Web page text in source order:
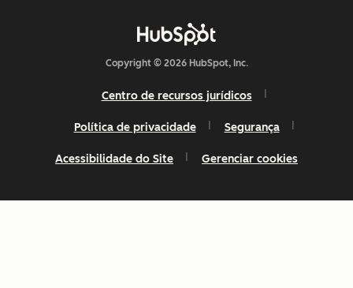
Copyright © 2026 HubSpot, Inc.
Centro de recursos jurídicos
Política de privacidade Segurança
Acessibilidade do Site Gerenciar cookies